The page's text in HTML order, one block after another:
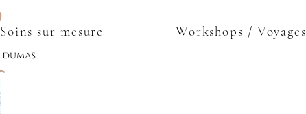
Soins sur mesure Workshops / Voyages